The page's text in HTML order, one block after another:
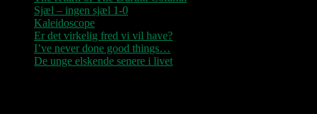
Sjæl – ingen sjæl 1-0
Kaleidoscope
Er det virkelig fred vi vil have?
I’ve never done good things…
De unge elskende senere i livet